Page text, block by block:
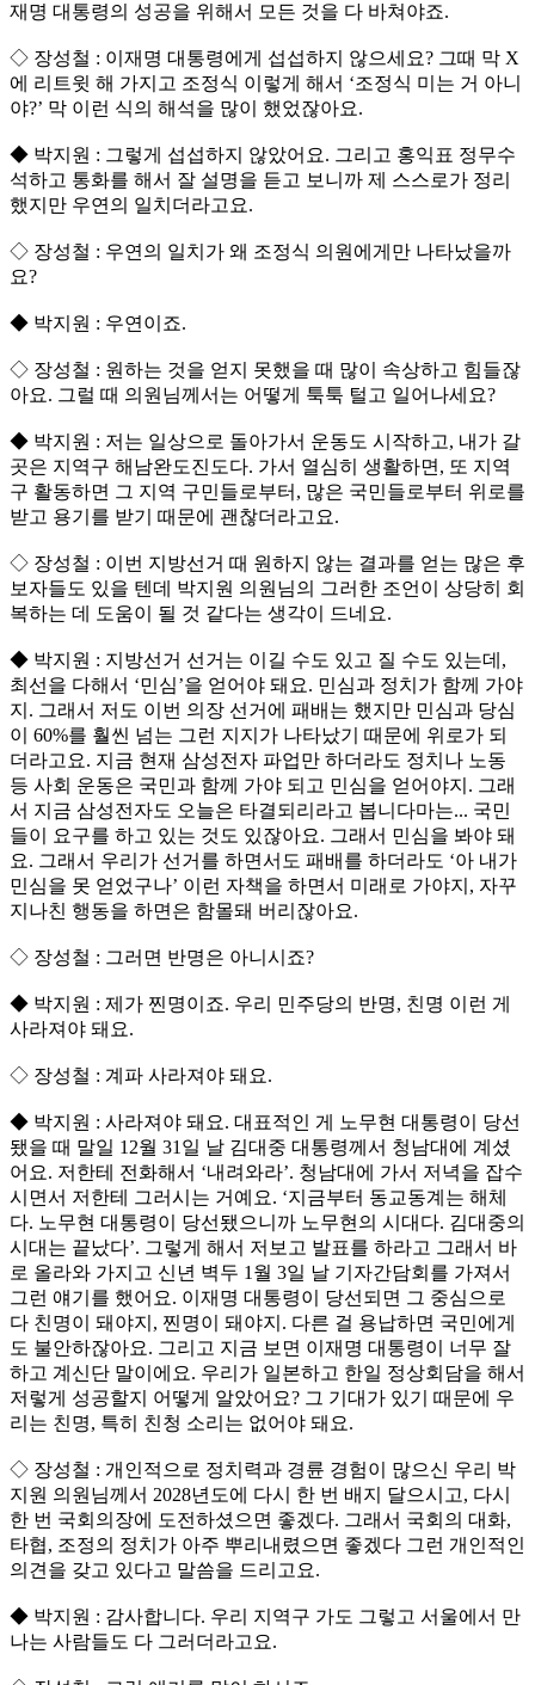
재명 대통령의 성공을 위해서 모든 것을 다 바쳐야죠.
◇ 장성철 : 이재명 대통령에게 섭섭하지 않으세요? 그때 막 X
에 리트윗 해 가지고 조정식 이렇게 해서 ‘조정식 미는 거 아니
야?’ 막 이런 식의 해석을 많이 했었잖아요.
◆ 박지원 : 그렇게 섭섭하지 않았어요. 그리고 홍익표 정무수
석하고 통화를 해서 잘 설명을 듣고 보니까 제 스스로가 정리
했지만 우연의 일치더라고요.
◇ 장성철 : 우연의 일치가 왜 조정식 의원에게만 나타났을까
요?
◆ 박지원 : 우연이죠.
◇ 장성철 : 원하는 것을 얻지 못했을 때 많이 속상하고 힘들잖
아요. 그럴 때 의원님께서는 어떻게 툭툭 털고 일어나세요?
◆ 박지원 : 저는 일상으로 돌아가서 운동도 시작하고, 내가 갈
곳은 지역구 해남완도진도다. 가서 열심히 생활하면, 또 지역
구 활동하면 그 지역 구민들로부터, 많은 국민들로부터 위로를
받고 용기를 받기 때문에 괜찮더라고요.
◇ 장성철 : 이번 지방선거 때 원하지 않는 결과를 얻는 많은 후
보자들도 있을 텐데 박지원 의원님의 그러한 조언이 상당히 회
복하는 데 도움이 될 것 같다는 생각이 드네요.
◆ 박지원 : 지방선거 선거는 이길 수도 있고 질 수도 있는데,
최선을 다해서 ‘민심’을 얻어야 돼요. 민심과 정치가 함께 가야
지. 그래서 저도 이번 의장 선거에 패배는 했지만 민심과 당심
이 60%를 훨씬 넘는 그런 지지가 나타났기 때문에 위로가 되
더라고요. 지금 현재 삼성전자 파업만 하더라도 정치나 노동
등 사회 운동은 국민과 함께 가야 되고 민심을 얻어야지. 그래
서 지금 삼성전자도 오늘은 타결되리라고 봅니다마는... 국민
들이 요구를 하고 있는 것도 있잖아요. 그래서 민심을 봐야 돼
요. 그래서 우리가 선거를 하면서도 패배를 하더라도 ‘아 내가
민심을 못 얻었구나’ 이런 자책을 하면서 미래로 가야지, 자꾸
지나친 행동을 하면은 함몰돼 버리잖아요.
◇ 장성철 : 그러면 반명은 아니시죠?
◆ 박지원 : 제가 찐명이죠. 우리 민주당의 반명, 친명 이런 게
사라져야 돼요.
◇ 장성철 : 계파 사라져야 돼요.
◆ 박지원 : 사라져야 돼요. 대표적인 게 노무현 대통령이 당선
됐을 때 말일 12월 31일 날 김대중 대통령께서 청남대에 계셨
어요. 저한테 전화해서 ‘내려와라’. 청남대에 가서 저녁을 잡수
시면서 저한테 그러시는 거예요. ‘지금부터 동교동계는 해체
다. 노무현 대통령이 당선됐으니까 노무현의 시대다. 김대중의
시대는 끝났다’. 그렇게 해서 저보고 발표를 하라고 그래서 바
로 올라와 가지고 신년 벽두 1월 3일 날 기자간담회를 가져서
그런 얘기를 했어요. 이재명 대통령이 당선되면 그 중심으로
다 친명이 돼야지, 찐명이 돼야지. 다른 걸 용납하면 국민에게
도 불안하잖아요. 그리고 지금 보면 이재명 대통령이 너무 잘
하고 계신단 말이에요. 우리가 일본하고 한일 정상회담을 해서
저렇게 성공할지 어떻게 알았어요? 그 기대가 있기 때문에 우
리는 친명, 특히 친청 소리는 없어야 돼요.
◇ 장성철 : 개인적으로 정치력과 경륜 경험이 많으신 우리 박
지원 의원님께서 2028년도에 다시 한 번 배지 달으시고, 다시
한 번 국회의장에 도전하셨으면 좋겠다. 그래서 국회의 대화,
타협, 조정의 정치가 아주 뿌리내렸으면 좋겠다 그런 개인적인
의견을 갖고 있다고 말씀을 드리고요.
◆ 박지원 : 감사합니다. 우리 지역구 가도 그렇고 서울에서 만
나는 사람들도 다 그러더라고요.